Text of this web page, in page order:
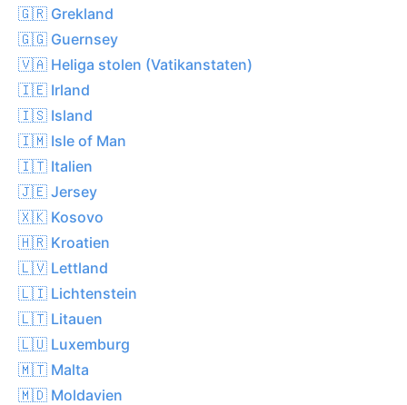
🇬🇷 Grekland
🇬🇬 Guernsey
🇻🇦 Heliga stolen (Vatikanstaten)
🇮🇪 Irland
🇮🇸 Island
🇮🇲 Isle of Man
🇮🇹 Italien
🇯🇪 Jersey
🇽🇰 Kosovo
🇭🇷 Kroatien
🇱🇻 Lettland
🇱🇮 Lichtenstein
🇱🇹 Litauen
🇱🇺 Luxemburg
🇲🇹 Malta
🇲🇩 Moldavien